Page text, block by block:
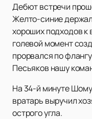
Дебют встречи
Желто-синие
хороших подходов
голевой момент
прорвался по
Песьяков нашу
На 34-й минуте
вратарь выручил
острого угла.